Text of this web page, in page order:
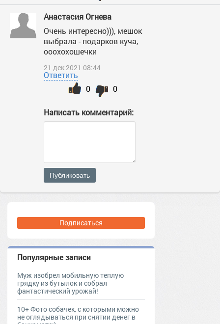
Анастасия Огнева
Очень интересно))), мешок
выбрала - подарков куча,
ооохохошечки
21 дек 2021 08:44
Ответить
0
0
Написать комментарий:
Публиковать
Подписаться
Популярные записи
Муж изобрел мобильную теплую
грядку из бутылок и собрал
фантастический урожай!
10+ Фото собачек, с которыми можно
не оглядываться при снятии денег в